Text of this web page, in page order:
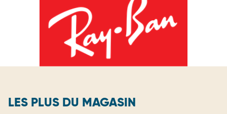
LES PLUS DU MAGASIN